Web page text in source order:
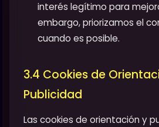
interés legítimo para
embargo, priorizamos el
cuando es posible.
3.4 Cookies de
Publicidad
Las cookies de orientación y